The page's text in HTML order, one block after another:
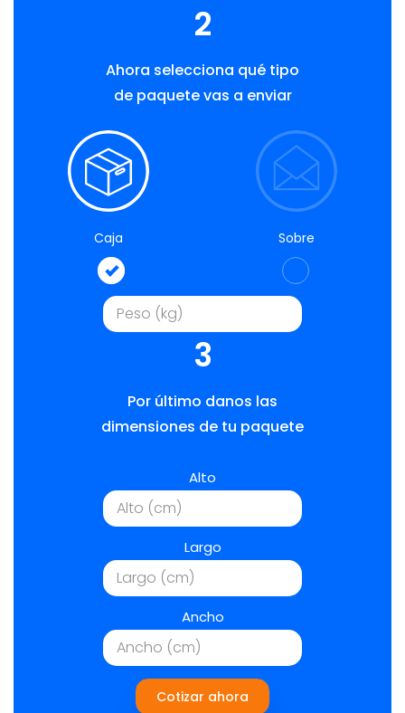
2
Ahora selecciona qué tipo
de paquete vas a enviar
Caja Sobre
3
Por último danos las
dimensiones de tu paquete
Alto
Largo
Ancho
Cotizar ahora